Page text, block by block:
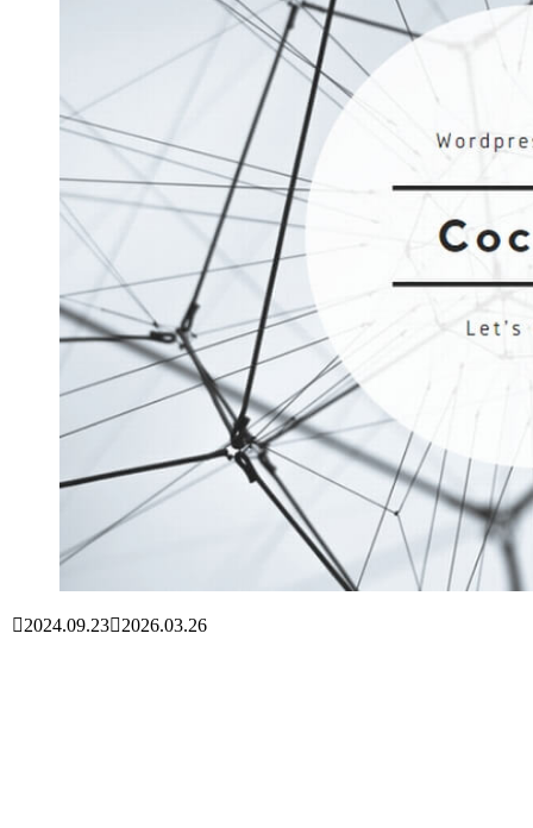
2024.09.23 2026.03.26